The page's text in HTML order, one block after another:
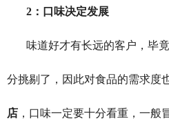
2 ：口味决定发展
味道好才有长远的客户，毕
分挑剔了，因此对食品的需求度
店 ，口味一定要十分看重，一般